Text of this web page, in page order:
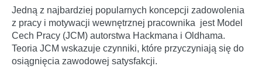
Jedną z najbardziej popularnych koncepcji zadowolenia
z pracy i motywacji wewnętrznej pracownika jest Model
Cech Pracy (JCM) autorstwa Hackmana i Oldhama.
Teoria JCM wskazuje czynniki, które przyczyniają się do
osiągnięcia zawodowej satysfakcji.